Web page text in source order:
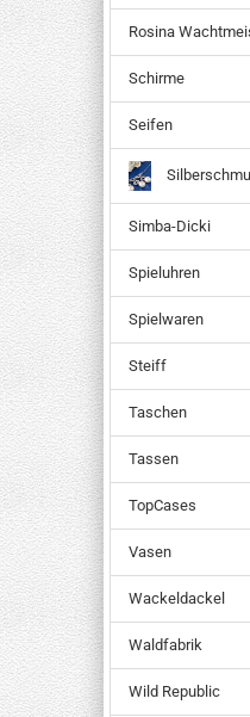
Rosina
Schirme
Seifen
Simba-Dicki
Spieluhren
Spielwaren
Steiff
Taschen
Tassen
TopCases
Vasen
Wackeldackel
Waldfabrik
Wild Republic